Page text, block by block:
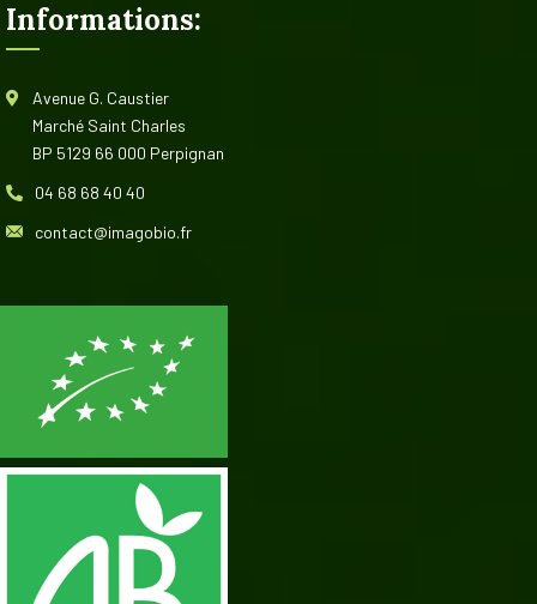
Informations:
Avenue G. Caustier
Marché Saint Charles
BP 5129 66 000 Perpignan
04 68 68 40 40
contact@imagobio.fr